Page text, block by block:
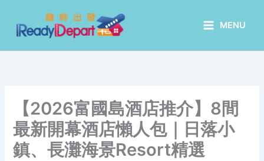
content
MENU
【2026富國島酒店推介】8間
最新開幕酒店懶人包｜日落小
鎮、長灘海景Resort精選